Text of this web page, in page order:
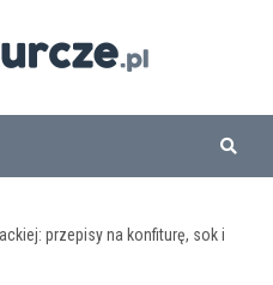
przepisy na konfiturę, sok i